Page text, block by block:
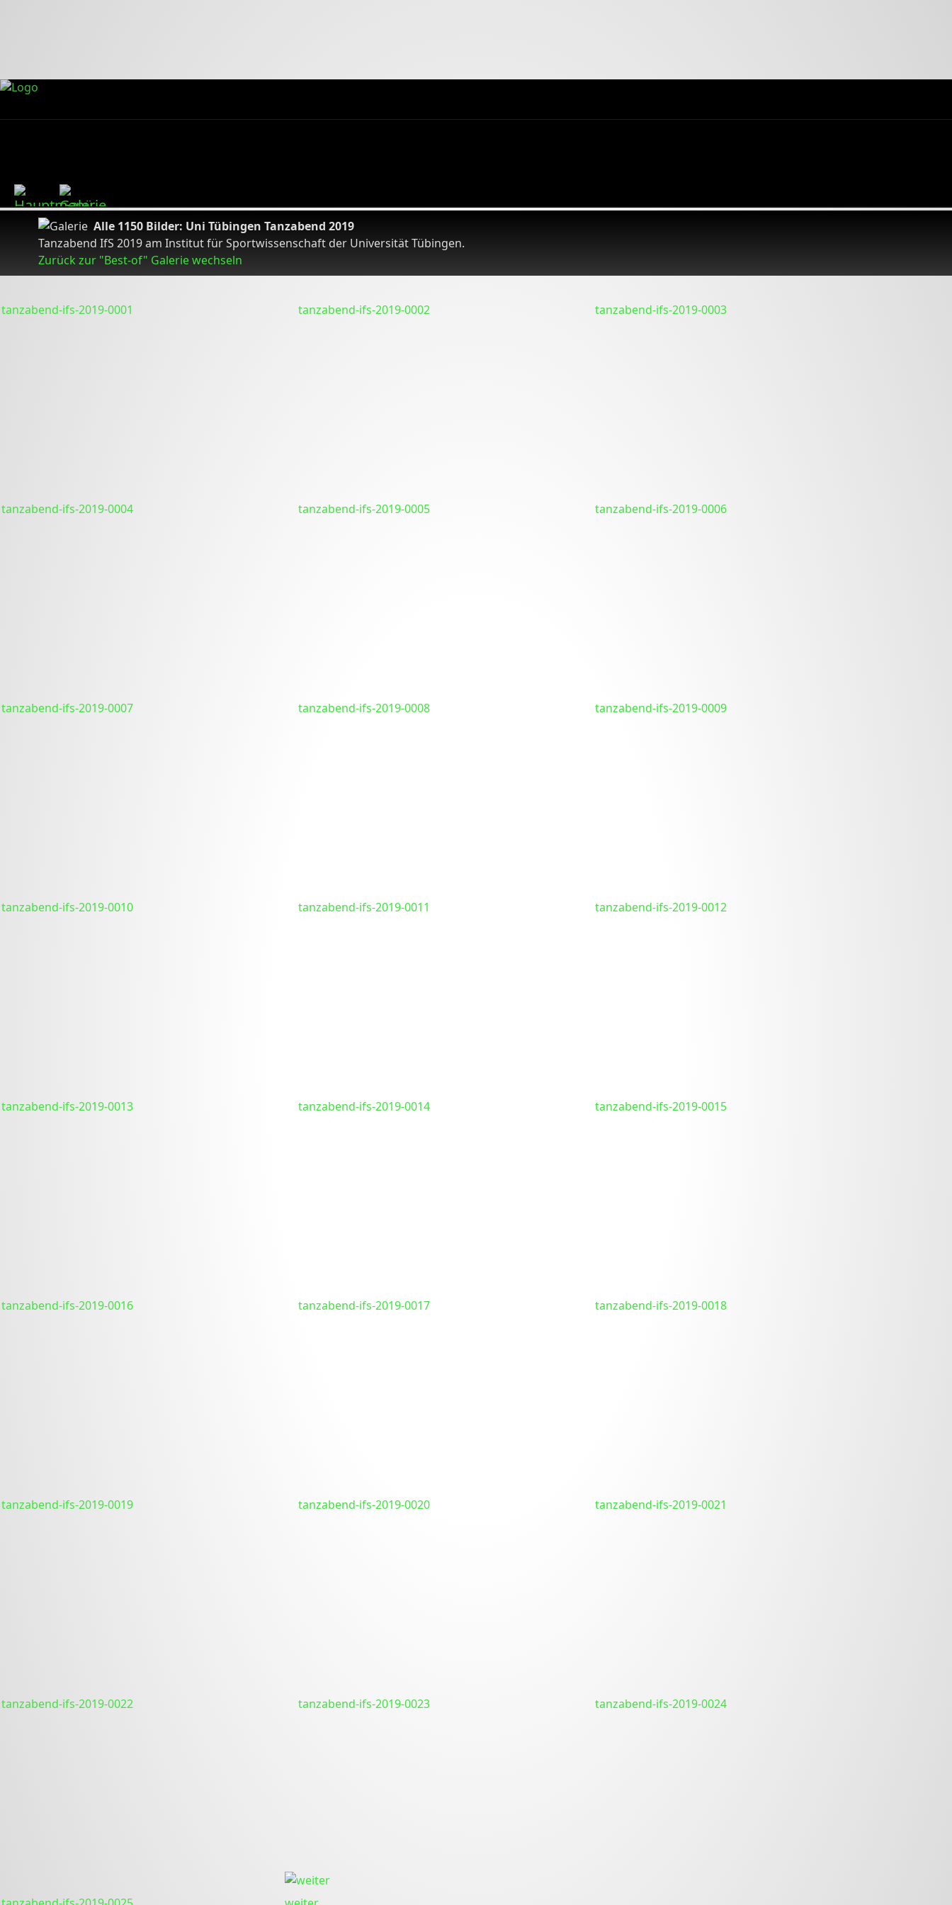
Alle 1150 Bilder: Uni Tübingen Tanzabend 2019
Tanzabend IfS 2019 am Institut für Sportwissenschaft der Universität Tübingen.
Zurück zur "Best-of" Galerie wechseln
tanzabend-ifs-2019-0001 tanzabend-ifs-2019-0002 tanzabend-ifs-2019-0003
tanzabend-ifs-2019-0004 tanzabend-ifs-2019-0005 tanzabend-ifs-2019-0006
tanzabend-ifs-2019-0007 tanzabend-ifs-2019-0008 tanzabend-ifs-2019-0009
tanzabend-ifs-2019-0010 tanzabend-ifs-2019-0011 tanzabend-ifs-2019-0012
tanzabend-ifs-2019-0013 tanzabend-ifs-2019-0014 tanzabend-ifs-2019-0015
tanzabend-ifs-2019-0016 tanzabend-ifs-2019-0017 tanzabend-ifs-2019-0018
tanzabend-ifs-2019-0019 tanzabend-ifs-2019-0020 tanzabend-ifs-2019-0021
tanzabend-ifs-2019-0022 tanzabend-ifs-2019-0023 tanzabend-ifs-2019-0024